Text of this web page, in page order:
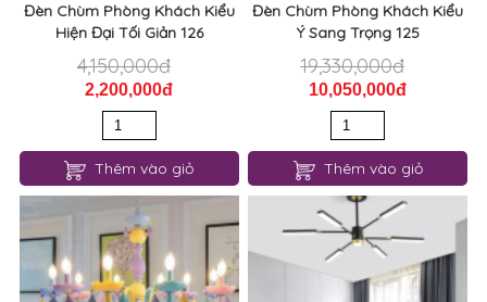
Đèn Chùm Phòng Khách Kiểu
Hiện Đại Tối Giản 126
4,150,000đ
2,200,000đ
Thêm vào giỏ
Đèn Chùm Phòng Khách Kiểu
Ý Sang Trọng 125
19,330,000đ
10,050,000đ
Thêm vào giỏ